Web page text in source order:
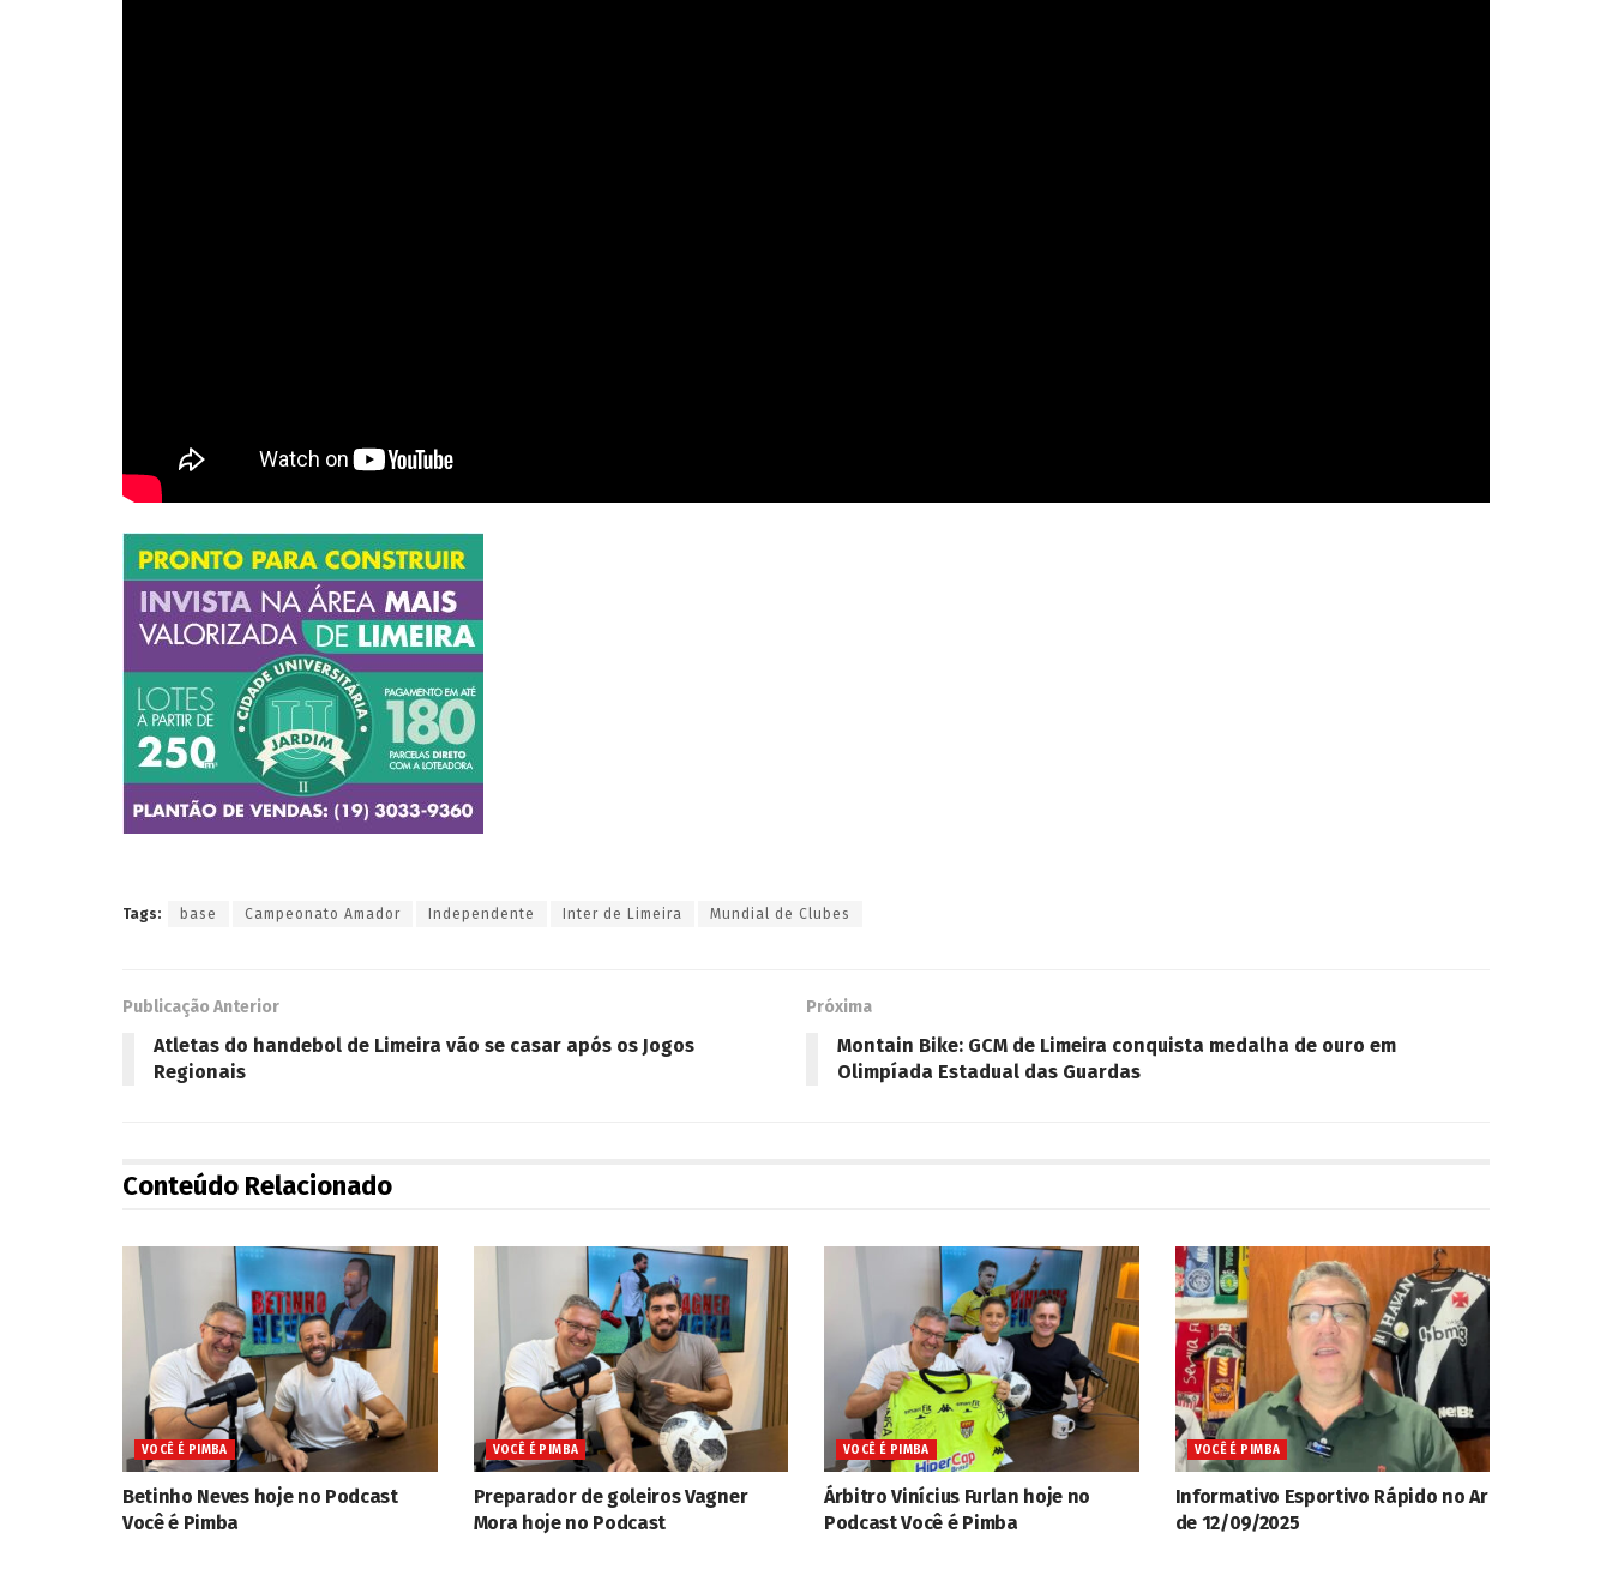
Tags: base Campeonato Amador Independente Inter de Limeira Mundial de Clubes
Publicação Anterior
Atletas do handebol de Limeira vão se casar após os Jogos
Regionais
Próxima
Montain Bike: GCM de Limeira conquista medalha de ouro em
Olimpíada Estadual das Guardas
Conteúdo Relacionado
VOCÊ É PIMBA
Betinho Neves hoje no Podcast
Você é Pimba
VOCÊ É PIMBA
Preparador de goleiros Vagner
Mora hoje no Podcast
VOCÊ É PIMBA
Árbitro Vinícius Furlan hoje no
Podcast Você é Pimba
VOCÊ É PIMBA
Informativo Esportivo Rápido no Ar
de 12/09/2025